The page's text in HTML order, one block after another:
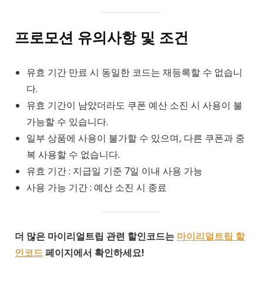
프로모션 유의사항 및 조건
유효 기간 만료 시 동일한 코드는 재등록할 수 없습니
다.
유효 기간이 남았더라도 쿠폰 예산 소진 시 사용이 불
가능할 수 있습니다.
일부 상품에 사용이 불가할 수 있으며, 다른 쿠폰과 중
복 사용할 수 없습니다.
유효 기간 : 지급일 기준 7일 이내 사용 가능
사용 가능 기간 : 예산 소진 시 종료
더 많은 마이리얼트립 관련 할인코드는 마이리얼트립 할
인코드페이지에서 확인하세요!